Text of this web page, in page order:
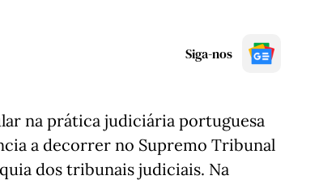
Siga-nos
na prática judiciária portuguesa
a decorrer no Supremo Tribunal
dos tribunais judiciais. Na